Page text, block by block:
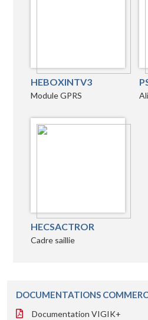
HEBOXINTV3
Module GPRS
HECSACTROR
Cadre saillie
DOCUMENTATIONS
Documentation VIGIK+